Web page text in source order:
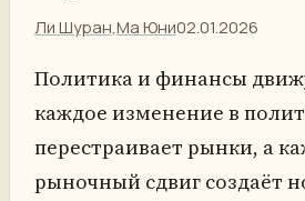
Ли Шуран,Ма Юни02.01.2026
Политика и финансы
каждое изменение в
перестраивает рынки, а
рыночный сдвиг создаёт